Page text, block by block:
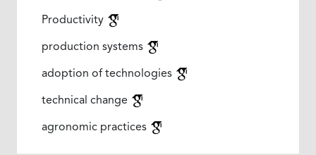
Productivity
production systems
adoption of technologies
technical change
agronomic practices